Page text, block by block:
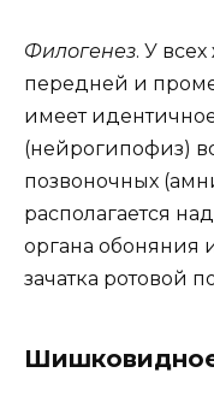
Филогенез. У
передней и
имеет
(нейрогипофиз)
позвоночных
располагается
органа обоняния
зачатка ротовой